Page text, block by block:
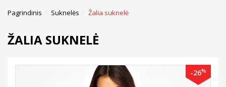
Pagrindinis Suknelės Žalia suknelė
ŽALIA SUKNELĖ
-26%